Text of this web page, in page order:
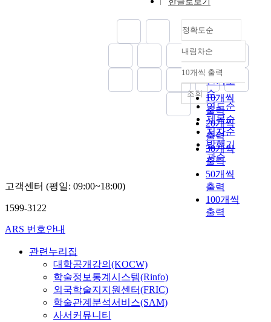
정확도순
정확도
순
인기도
순
연도순
제목순
저자순
발행기
관순
내림차순
내림차순
10개씩 출력
10개씩
출력
20개씩
출력
30개씩
출력
50개씩
출력
100개씩
출력
조회
고객센터 (평일: 09:00~18:00)
1599-3122
ARS 번호안내
관련누리집
대학공개강의(KOCW)
학술정보통계시스템(Rinfo)
외국학술지지원센터(FRIC)
학술관계분석서비스(SAM)
사서커뮤니티